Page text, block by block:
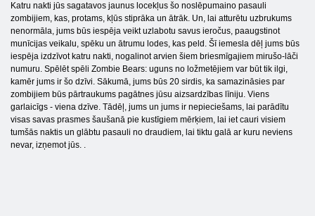
Katru nakti jūs sagatavos jaunus locekļus šo noslēpumaino pasauli
zombijiem, kas, protams, kļūs stiprāka un ātrāk. Un, lai atturētu uzbrukums
nenormāla, jums būs iespēja veikt uzlabotu savus ieročus, paaugstinot
munīcijas veikalu, spēku un ātrumu lodes, kas peld. Šī iemesla dēļ jums būs
iespēja izdzīvot katru nakti, nogalinot arvien šiem briesmīgajiem mirušo-lāči
numuru. Spēlēt spēli Zombie Bears: uguns no ložmetējiem var būt tik ilgi,
kamēr jums ir šo dzīvi. Sākumā, jums būs 20 sirdis, ka samazināsies par
zombijiem būs pārtraukums pagātnes jūsu aizsardzības līniju. Viens
garlaicīgs - viena dzīve. Tādēļ, jums un jums ir nepieciešams, lai parādītu
visas savas prasmes šaušanā pie kustīgiem mērķiem, lai iet cauri visiem
tumšās naktis un glābtu pasauli no draudiem, lai tiktu galā ar kuru neviens
nevar, izņemot jūs. .